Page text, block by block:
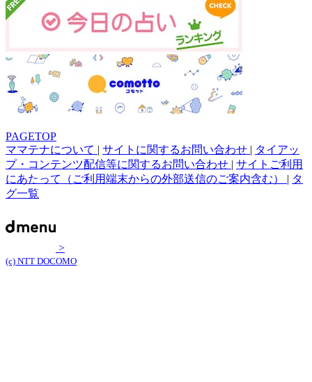
PAGETOP
ママテナについて | サイトに関するお問い合わせ | タイアッ
プ・コンテンツ配信等に関するお問い合わせ | サイトご利用
にあたって（ご利用端末からの外部送信のご案内含む） | タ
グ一覧
>
(c) NTT DOCOMO